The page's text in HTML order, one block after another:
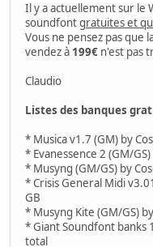
Il y a actuellement sur le
soundfontgratuites et
Vous ne pensez pas que
vendez à 199€ n'est pas
Claudio
Listes des banques
* Musica v1.7 (GM) by
* Evanessence 2 (GM/
* Musyng (GM/GS) by
* Crisis General Midi
GB
* Musyng Kite (GM/GS)
* Giant Soundfont banks
total